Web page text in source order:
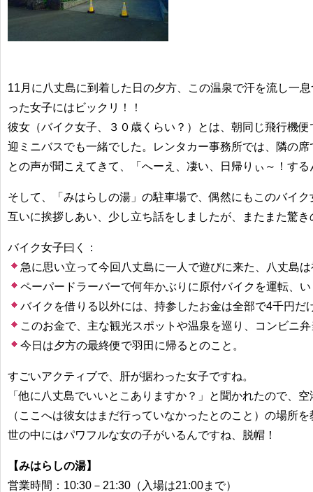
11月に八丈島に到着した日の夕方、この温泉で汗を流し一
った女子にはビックリ！！
彼女（バイク女子、３０歳くらい？）とは、朝同じ飛行機
迎ミニバスでも一緒でした。レンタカー事務所では、隣の
との声が聞こえてきて、「へーえ、凄い、日帰りぃ～！す
そして、「みはらしの湯」の駐車場で、偶然にもこのバイ
互いに挨拶しあい、少し立ち話をしましたが、またまた驚
バイク女子曰く：
急に思い立って今回八丈島に一人で遊びに来た、八丈島
ペーパードラーバーで何年かぶりに原付バイクを運転、
バイクを借りる以外には、持参したお金は全部で4千円だ
このお金で、主な観光スポットや温泉を巡り、コンビニ
今日は夕方の最終便で羽田に帰るとのこと。
すごいアクティブで、肝が据わった女子ですね。
「他に八丈島でいいとこありますか？」と聞かれたので、
（ここへは彼女はまだ行っていなかったとのこと）の場所
世の中にはパワフルな女の子がいるんですね、脱帽！
【みはらしの湯】
営業時間：10:30－21:30（入場は21:00まで）